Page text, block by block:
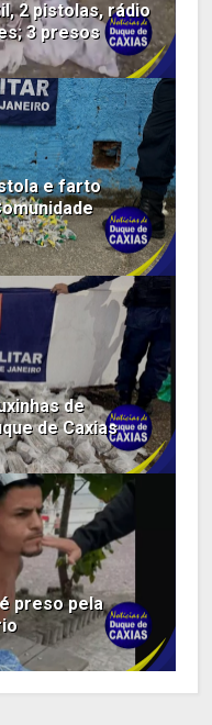
2 pistolas, rádio
3 presos
e farto
de
de Caxias
preso pela